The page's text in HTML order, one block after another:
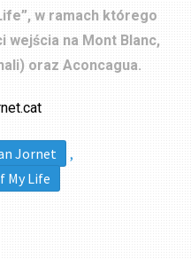
w ramach którego
wejścia na Mont Blanc,
oraz Aconcagua.
Jornet
,
My Life